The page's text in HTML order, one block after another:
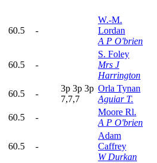
60.5 -
W.-M.
Lordan
A P O'brien
60.5 -
S. Foley
Mrs J
Harrington
60.5 -
3p 3p 3p
7,7,7
Orla Tynan
Aguiar T.
60.5 -
Moore Rl.
A P O'brien
60.5 -
Adam
Caffrey
W Durkan